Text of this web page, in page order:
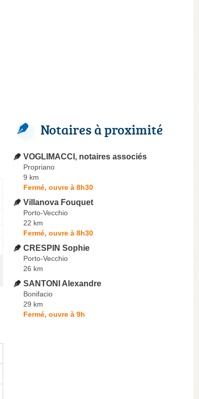
Notaires à proximité
VOGLIMACCI, notaires associés
Propriano
9 km
Fermé, ouvre à 8h30
Villanova Fouquet
Porto-Vecchio
22 km
Fermé, ouvre à 8h30
CRESPIN Sophie
Porto-Vecchio
26 km
SANTONI Alexandre
Bonifacio
29 km
Fermé, ouvre à 9h